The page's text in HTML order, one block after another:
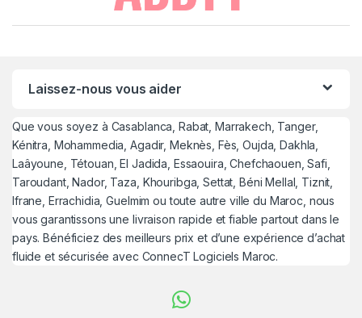
Laissez-nous vous aider
Que vous soyez à Casablanca, Rabat, Marrakech, Tanger,
Kénitra, Mohammedia, Agadir, Meknès, Fès, Oujda, Dakhla,
Laâyoune, Tétouan, El Jadida, Essaouira, Chefchaouen, Safi,
Taroudant, Nador, Taza, Khouribga, Settat, Béni Mellal, Tiznit,
Ifrane, Errachidia, Guelmim ou toute autre ville du Maroc, nous
vous garantissons une livraison rapide et fiable partout dans le
pays. Bénéficiez des meilleurs prix et d’une expérience d’achat
fluide et sécurisée avec ConnecT Logiciels Maroc.